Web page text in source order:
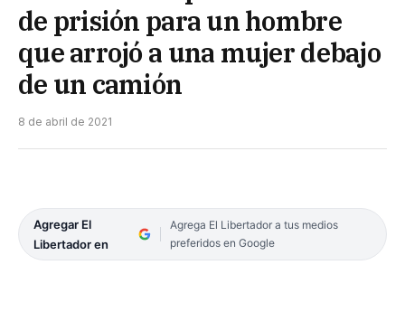
de prisión para un hombre
que arrojó a una mujer debajo
de un camión
8 de abril de 2021
Agregar El
Libertador en
Agrega El Libertador a tus medios
preferidos en Google